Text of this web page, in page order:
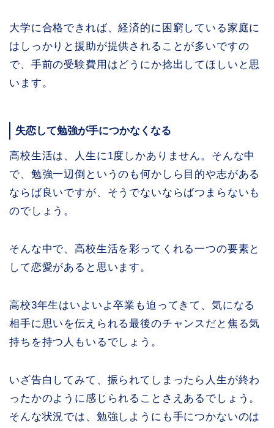
大学に合格できれば、経済的に困窮している家庭に
はしっかりと援助が提供されることが多いですの
で、手前の受験費用はどうにか捻出してほしいと思
います。
失恋して勉強が手につかなくなる
高校生活は、人生に1度しかありません。そんな中
で、勉強一辺倒というのも何かしら目的や志がある
ならば良いですが、そうでないならばつまらないも
のでしょう。
そんな中で、高校生活を彩ってくれる一つの要素と
して恋愛があると思います。
高校3年生はいよいよ卒業も迫ってきて、気になる
相手に思いを伝えられる最後のチャンスだと焦る気
持ちを持つ人もいるでしょう。
いざ告白してみて、振られてしまったら人生が終わ
ったかのように感じられることさえあるでしょう。
そんな状況では、勉強しようにも手につかないのは